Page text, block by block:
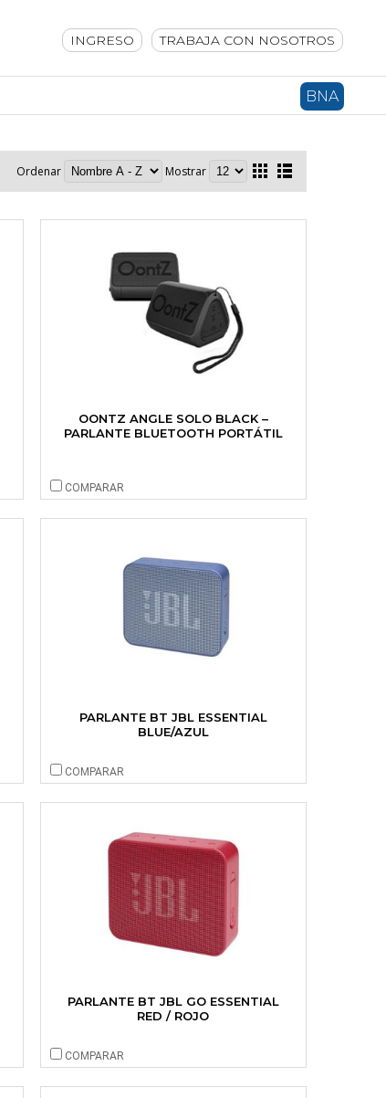
INGRESO TRABAJA CON NOSOTROS
BNA
Ordenar Mostrar
OONTZ ANGLE SOLO BLACK –
PARLANTE BLUETOOTH PORTÁTIL
COMPARAR
PARLANTE BT JBL ESSENTIAL
BLUE/AZUL
COMPARAR
PARLANTE BT JBL GO ESSENTIAL
RED / ROJO
COMPARAR